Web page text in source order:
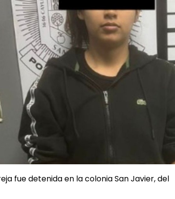
fue detenida en la colonia San Javier, del